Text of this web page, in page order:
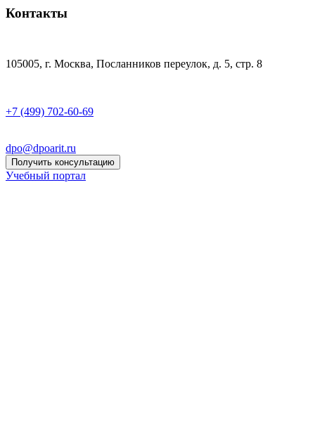
Контакты
105005, г. Москва, Посланников переулок, д. 5, стр. 8
+7 (499) 702-60-69
dpo@dpoarit.ru
Получить консультацию
Учебный портал